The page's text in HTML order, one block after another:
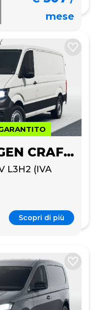
mese
VOLKSWAGEN CRAFTER
L3H2 (IVA
Scopri di più